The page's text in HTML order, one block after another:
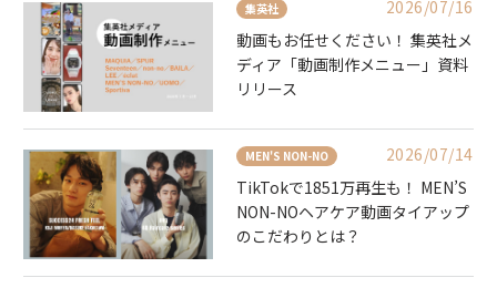
集英社
2026/07/16
動画もお任せください！ 集英社メ
ディア「動画制作メニュー」資料
リリース
MEN'S NON-NO
2026/07/14
TikTokで1851万再生も！ MEN’S
NON-NOヘアケア動画タイアップ
のこだわりとは？